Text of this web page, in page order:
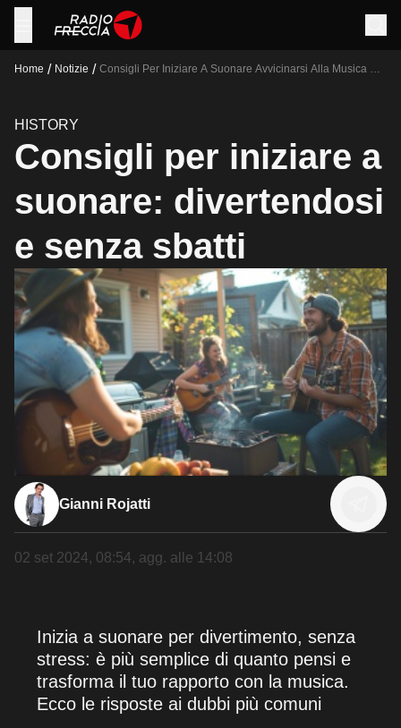
Home / Notizie / Consigli Per Iniziare A Suonare Avvicinarsi Alla Musica Per
HISTORY
Consigli per iniziare a
suonare: divertendosi
e senza sbatti
Gianni Rojatti
02 set 2024, 08:54, agg. alle 14:08
Inizia a suonare per divertimento, senza
stress: è più semplice di quanto pensi e
trasforma il tuo rapporto con la musica.
Ecco le risposte ai dubbi più comuni